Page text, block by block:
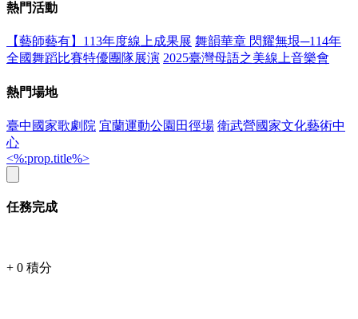
熱門活動
【藝師藝有】113年度線上成果展 舞韻華章 閃耀無垠─114年
全國舞蹈比賽特優團隊展演 2025臺灣母語之美線上音樂會
熱門場地
臺中國家歌劇院 宜蘭運動公園田徑場 衛武營國家文化藝術中
心
<%:prop.title%>
任務完成
+ 0 積分